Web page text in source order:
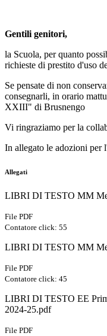
Gentili genitori,
la Scuola, per quanto
richieste di prestito d'uso
Se pensate di non
consegnarli, in orario
XXIII" di Brusnengo
Vi ringraziamo per la
In allegato le adozioni per
Allegati
LIBRI DI TESTO MM
File PDF
Contatore click: 55
LIBRI DI TESTO MM
File PDF
Contatore click: 45
LIBRI DI TESTO EE
2024-25.pdf
File PDF